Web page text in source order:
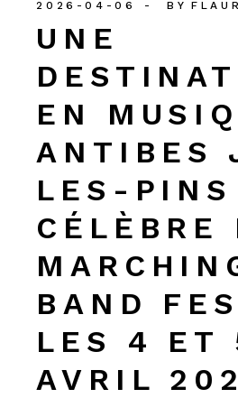
2026-04-06 BY
UNE
EN
ANTIBES
LES-PINS
CÉLÈBRE
BAND
LES 4 ET
AVRIL